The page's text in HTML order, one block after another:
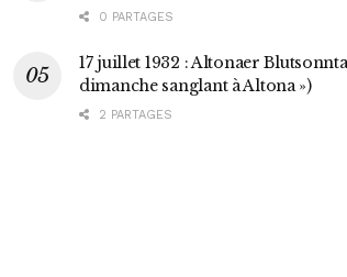
0 PARTAGES
17 juillet 1932 : Altonaer
dimanche sanglant à Altona »)
2 PARTAGES